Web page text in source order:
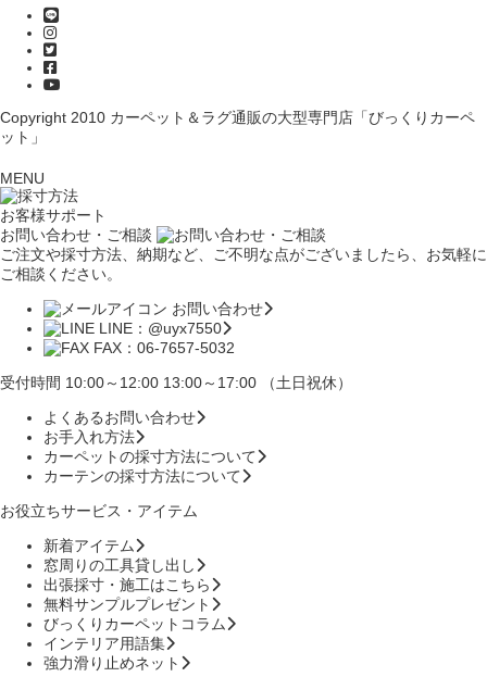
Copyright 2010 カーペット＆ラグ通販の大型専門店「びっくりカーペ
ット」
MENU
お客様サポート
お問い合わせ・ご相談
ご注文や採寸方法、納期など、ご不明な点がございましたら、お気軽に
ご相談ください。
お問い合わせ
LINE：@uyx7550
FAX：06-7657-5032
受付時間 10:00～12:00 13:00～17:00 （土日祝休）
よくあるお問い合わせ
お手入れ方法
カーペットの採寸方法について
カーテンの採寸方法について
お役立ちサービス・アイテム
新着アイテム
窓周りの工具貸し出し
出張採寸・施工はこちら
無料サンプルプレゼント
びっくりカーペットコラム
インテリア用語集
強力滑り止めネット